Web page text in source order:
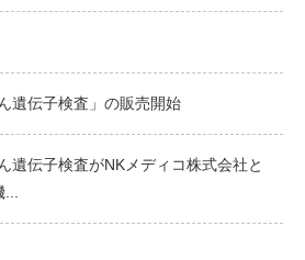
遺伝子検査」の販売開始
遺伝子検査がNKメディコ株式会社と